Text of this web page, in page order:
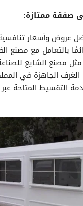
صفقة ممتازة:
عروض وأسعار
بالتعامل مع مصنع
مصنع الشايع
الغرف الجاهزة في
التقسيط المتاحة عبر